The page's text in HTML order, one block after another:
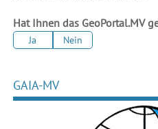
Hat Ihnen das GeoPortal.MV
Ja Nein
GAIA-MV